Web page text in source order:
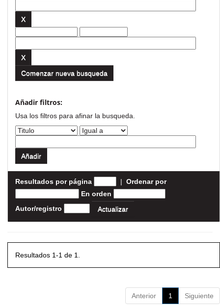
Comenzar nueva busqueda
Añadir filtros:
Usa los filtros para afinar la busqueda.
Resultados por página | Ordenar por
En orden
Autor/registro
Resultados 1-1 de 1.
Anterior 1 Siguiente